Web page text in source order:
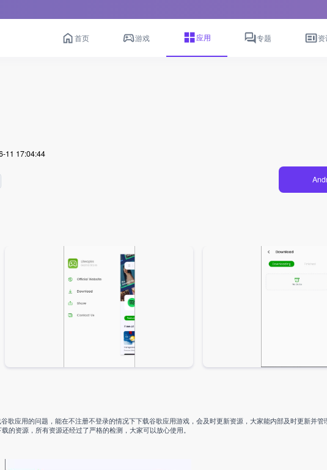
首页 游戏 应用 专题
11 17:04:44
歌应用的问题，能在不注册不登录的情况下下载谷歌应用游戏，会及时更新资源，大家能内部及时更新并管
的资源，所有资源还经过了严格的检测，大家可以放心使用。